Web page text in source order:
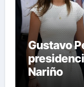
Gustavo
Nariño